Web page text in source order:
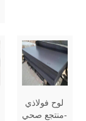
لوح فولاذي
منتجع صحي-